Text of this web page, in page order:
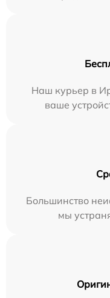
Наш курьер в
ваше
Большинство
мы